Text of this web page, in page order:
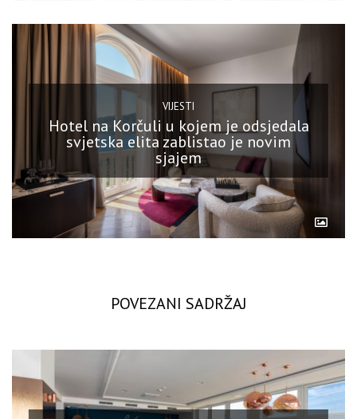
VIJESTI
Hotel na Korčuli u kojem je odsjedala
svjetska elita zablistao je novim
sjajem
POVEZANI SADRŽAJ